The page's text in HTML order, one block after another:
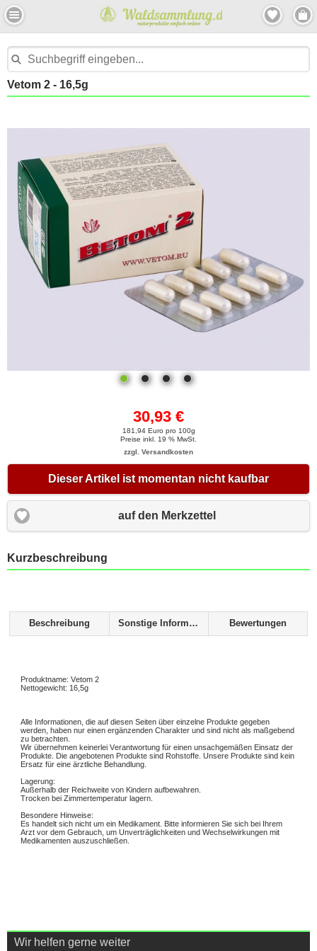
Vetom 2 - 16,5g
30,93 €
181,94 Euro pro 100g
Preise inkl. 19 % MwSt.
zzgl. Versandkosten
Dieser Artikel ist momentan nicht kaufbar
auf den Merkzettel
Kurzbeschreibung
Beschreibung Sonstige Informationen Bewertungen
Produktname: Vetom 2
Nettogewicht: 16,5g
Alle Informationen, die auf diesen Seiten über einzelne Produkte gegeben
werden, haben nur einen ergänzenden Charakter und sind nicht als maßgebend
zu betrachten.
Wir übernehmen keinerlei Verantwortung für einen unsachgemäßen Einsatz der
Produkte. Die angebotenen Produkte sind Rohstoffe. Unsere Produkte sind kein
Ersatz für eine ärztliche Behandlung.
Lagerung:
Außerhalb der Reichweite von Kindern aufbewahren.
Trocken bei Zimmertemperatur lagern.
Besondere Hinweise:
Es handelt sich nicht um ein Medikament. Bitte informieren Sie sich bei Ihrem
Arzt vor dem Gebrauch, um Unverträglichkeiten und Wechselwirkungen mit
Medikamenten auszuschließen.
Wir helfen gerne weiter